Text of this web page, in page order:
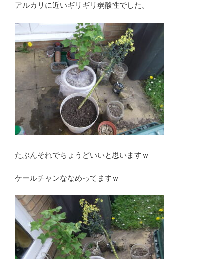
アルカリに近いギリギリ弱酸性でした。
たぶんそれでちょうどいいと思いますｗ
ケールチャンななめってますｗ